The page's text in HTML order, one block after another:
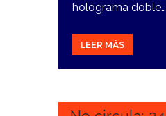
holograma doble…
LEER MÁS
23